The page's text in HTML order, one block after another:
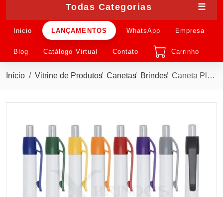
Todas Categorias ☰
Inicio LANÇAMENTOS WhatsApp Empresa
Blog Catálogo Virtual Contato Carrinho
Início Vitrine de Produtos Canetas Brindes Caneta Plástica Personalizada com detalhes coloridos e possui clip plástico colorido X3011C